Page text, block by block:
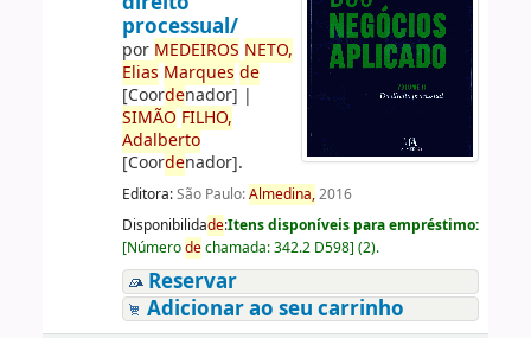
processual/
por MEDEIROS NETO,
Elias Marques de
[Coordenador] |
SIMÃO FILHO,
Adalberto
[Coordenador].
Editora:São Paulo:Almedina,2016
Disponibilidade:Itens disponíveis para empréstimo:
[Númerodechamada:342.2 D598] (2).
Reservar
Adicionar ao seu carrinho